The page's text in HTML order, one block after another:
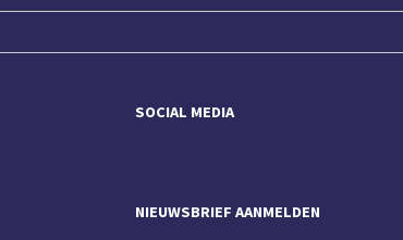
SOCIAL MEDIA
NIEUWSBRIEF AANMELDEN